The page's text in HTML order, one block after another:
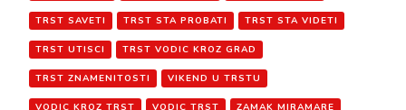
TRST SAVETI TRST STA PROBATI TRST STA VIDETI
TRST UTISCI TRST VODIC KROZ GRAD
TRST ZNAMENITOSTI VIKEND U TRSTU